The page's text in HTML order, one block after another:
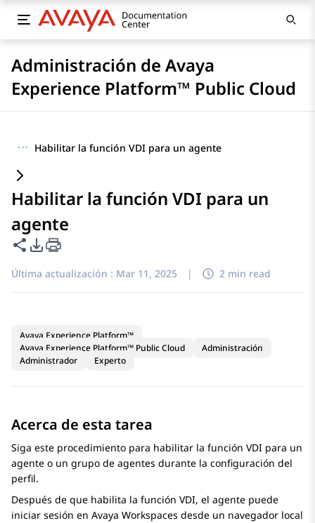
Administración de Avaya
Experience Platform™ Public Cloud
··· Habilitar la función VDI para un agente
Habilitar la función VDI para un
agente
Compartir esta página
Opciones de exportación de PDF
Última actualización : Mar 11, 2025 | 2 min read
Avaya Experience Platform™
Avaya Experience Platform™ Public Cloud
Administración
Administrador
Experto
Acerca de esta tarea
Siga este procedimiento para habilitar la función VDI para un
agente o un grupo de agentes durante la configuración del
perfil.
Después de que habilita la función VDI, el agente puede
iniciar sesión en Avaya Workspaces desde un navegador local